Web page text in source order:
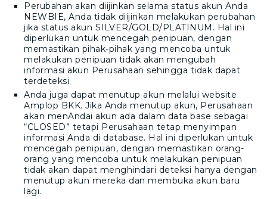
Perubahan akan diijinkan selama status akun Anda
NEWBIE, Anda tidak diijinkan melakukan perubahan
jika status akun SILVER/GOLD/PLATINUM. Hal ini
diperlukan untuk mencegah penipuan, dengan
memastikan pihak-pihak yang mencoba untuk
melakukan penipuan tidak akan mengubah
informasi akun Perusahaan sehingga tidak dapat
terdeteksi.
Anda juga dapat menutup akun melalui website
Amplop BKK. Jika Anda menutup akun, Perusahaan
akan menAndai akun ada dalam data base sebagai
“CLOSED” tetapi Perusahaan tetap menyimpan
informasi Anda di database. Hal ini diperlukan untuk
mencegah penipuan, dengan memastikan orang-
orang yang mencoba untuk melakukan penipuan
tidak akan dapat menghindari deteksi hanya dengan
menutup akun mereka dan membuka akun baru
lagi.